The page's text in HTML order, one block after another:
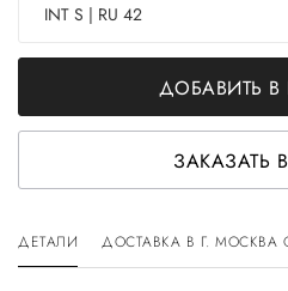
INT S | RU 42
ДОБАВИТЬ В
ЗАКАЗАТЬ
ДЕТАЛИ ДОСТАВКА В Г. МОСКВА